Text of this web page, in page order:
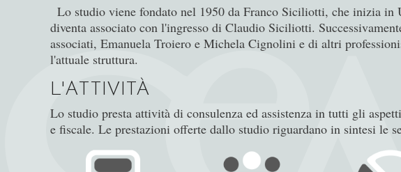
Lo studio viene fondato nel 1950 da Franco Siciliotti, che inizia
diventa associato con l'ingresso di Claudio Siciliotti.
associati, Emanuela Troiero e Michela Cignolini e di altri
l'attuale struttura.
L'ATTIVITÀ
Lo studio presta attività di consulenza ed assistenza in tutti gli
e fiscale. Le prestazioni offerte dallo studio riguardano in sintesi le